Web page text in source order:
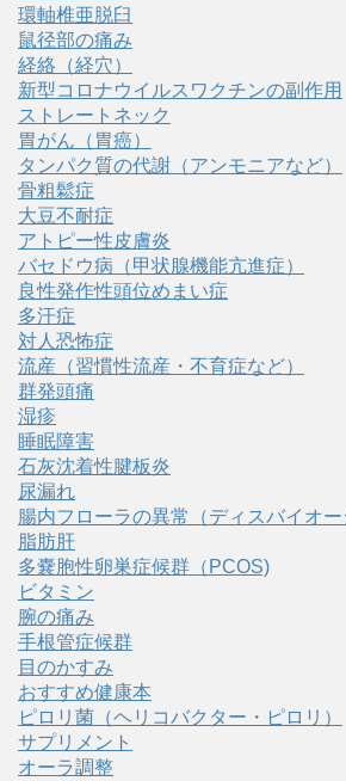
環軸椎亜脱臼
鼠径部の痛み
経絡（経穴）
新型コロナウイルスワクチンの副作用
ストレートネック
胃がん（胃癌）
タンパク質の代謝（アンモニアなど）
骨粗鬆症
大豆不耐症
アトピー性皮膚炎
バセドウ病（甲状腺機能亢進症）
良性発作性頭位めまい症
多汗症
対人恐怖症
流産（習慣性流産・不育症など）
群発頭痛
湿疹
睡眠障害
石灰沈着性腱板炎
尿漏れ
腸内フローラの異常（ディスバイオー
脂肪肝
多嚢胞性卵巣症候群（PCOS)
ビタミン
腕の痛み
手根管症候群
目のかすみ
おすすめ健康本
ピロリ菌（ヘリコバクター・ピロリ）
サプリメント
オーラ調整